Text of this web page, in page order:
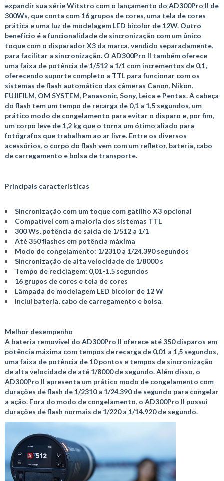
expandir sua série Witstro com o lançamento do AD300Pro II de
300Ws, que conta com 16 grupos de cores, uma tela de cores
prática e uma luz de modelagem LED bicolor de 12W. Outro
benefício é a funcionalidade de sincronização com um único
toque com o disparador X3 da marca, vendido separadamente,
para facilitar a sincronização. O AD300Pro II também oferece
uma faixa de potência de 1/512 a 1/1 com incrementos de 0,1,
oferecendo suporte completo a TTL para funcionar com os
sistemas de flash automático das câmeras Canon, Nikon,
FUJIFILM, OM SYSTEM, Panasonic, Sony, Leica e Pentax. A cabeça
do flash tem um tempo de recarga de 0,1 a 1,5 segundos, um
prático modo de congelamento para evitar o disparo e, por fim,
um corpo leve de 1,2 kg que o torna um ótimo aliado para
fotógrafos que trabalham ao ar livre. Entre os diversos
acessórios, o corpo do flash vem com um refletor, bateria, cabo
de carregamento e bolsa de transporte.
Principais características
Sincronização com um toque com gatilho X3 opcional
Compatível com a maioria dos sistemas TTL
300 Ws, potência de saída de 1/512 a 1/1
Até 350 flashes em potência máxima
Modo de congelamento: 1/2310 a 1/24.390 segundos
Sincronização de alta velocidade de 1/8000 s
Tempo de reciclagem: 0,01-1,5 segundos
16 grupos de cores e tela de cores
Lâmpada de modelagem LED bicolor de 12 W
Inclui bateria, cabo de carregamento e bolsa.
Melhor desempenho
A bateria removível do AD300Pro II oferece até 350 disparos em
potência máxima com tempos de recarga de 0,01 a 1,5 segundos,
uma faixa de potência de 10 pontos e tempos de sincronização
de alta velocidade de até 1/8000 de segundo. Além disso, o
AD300Pro II apresenta um prático modo de congelamento com
durações de flash de 1/2310 a 1/24.390 de segundo para congelar
a ação. Fora do modo de congelamento, o AD300Pro II possui
durações de flash normais de 1/220 a 1/14.920 de segundo.